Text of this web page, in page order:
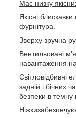
Має низку
Якісні
фурнітура.
Зверху зручна
Вентильовані
навантаження
Світловідбивні
задній і бічних
безпеки в темну